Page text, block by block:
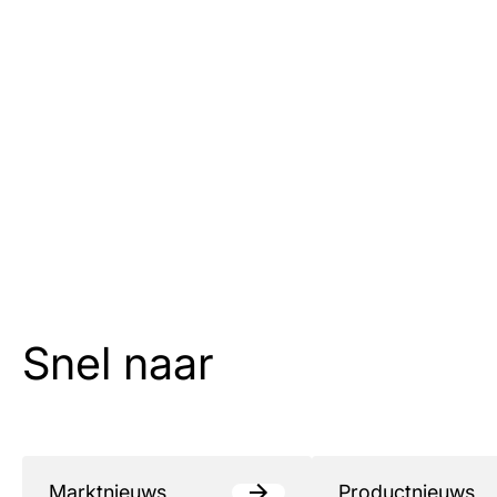
Snel naar
Marktnieuws Productnieuws